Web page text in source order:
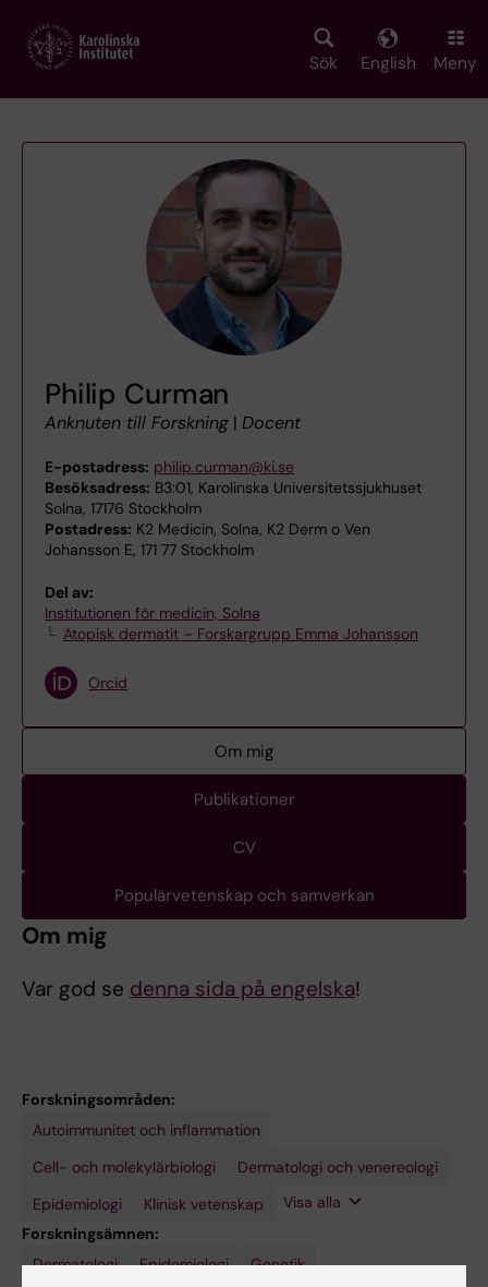
main
Sök English Meny
Philip Curman
Anknuten till Forskning | Docent
E-postadress: philip.curman@ki.se
Besöksadress: B3:01, Karolinska Universitetssjukhuset
Solna, 17176 Stockholm
Postadress: K2 Medicin, Solna, K2 Derm o Ven
Johansson E, 171 77 Stockholm
Del av:
Institutionen för medicin, Solna
Atopisk dermatit – Forskargrupp Emma Johansson
Orcid
Om mig
Publikationer
CV
Populärvetenskap och samverkan
Om mig
Var god se denna sida på engelska!
Forskningsområden:
Autoimmunitet och inflammation
Cell- och molekylärbiologi
Dermatologi och venereologi
Epidemiologi
Klinisk vetenskap
Medicinsk
och
genomik
Visa alla
Forskningsämnen:
Dermatologi
Epidemiologi
Genetik